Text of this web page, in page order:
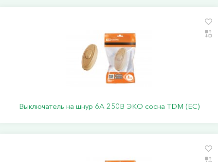
Выключатель на шнур 6А 250В ЭКО сосна TDM (ЕС)